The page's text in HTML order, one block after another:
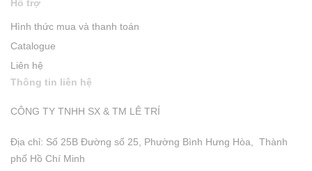
Hỗ trợ
Hình thức mua và thanh toán
Catalogue
Liên hệ
Thông tin liên hệ
CÔNG TY TNHH SX & TM LÊ TRÍ
Địa chỉ: Số 25B Đường số 25, Phường Bình Hưng Hòa, Thành
phố Hồ Chí Minh